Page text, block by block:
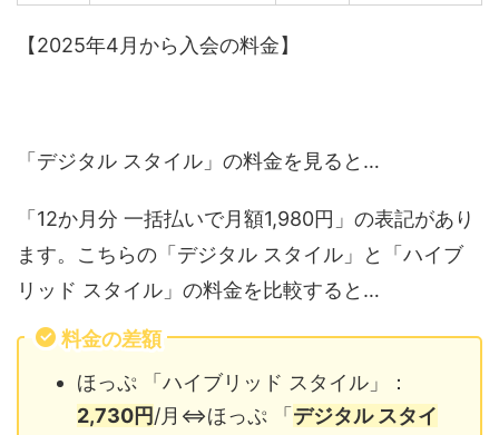
【2025年4月から入会の料金】
「デジタル スタイル」の料金を見ると…
「12か月分 一括払いで月額1,980円」の表記があり
ます。こちらの「デジタル スタイル」と「ハイブ
リッド スタイル」の料金を比較すると…
料金の差額
ほっぷ 「ハイブリッド スタイル」：
2,730円/月⇔ほっぷ 「デジタル スタイ